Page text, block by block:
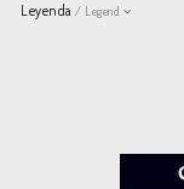
Leyenda / Legend